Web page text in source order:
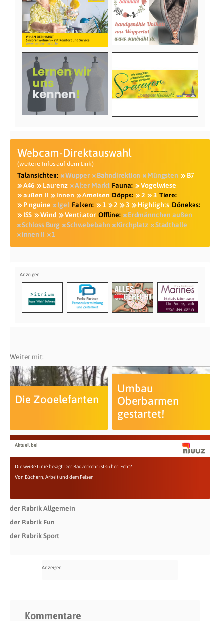
Webcam-Direktauswahl
(weitere Infos auf dem Link)
Talansichten: Wupper Bahndirektion Müngsten
B7
A46
Laurenz Alter Markt Fauna:
Vogelwiese
außen II
innen Ameisen Döpps: 2 3 Tiere:
Pinguine
Igel Falken: 1 2 3 Highlights Dönekes:
ISS
Wind Ventilator Offline:
Erdmännchen außen
Schloss Burg
Schwebebahn Kirchplatz
Stadthalle
innen II
1
Weiter mit:
Die Zooelefanten
Umbau
Oberbarmen
gestartet!
Aktuell bei
Die weiße Linie besagt: Der Radverkehr ist sicher. Echt?
Von Büchern, Arbeit und dem Reisen
der Rubrik Allgemein
der Rubrik Fun
der Rubrik Sport
Kommentare